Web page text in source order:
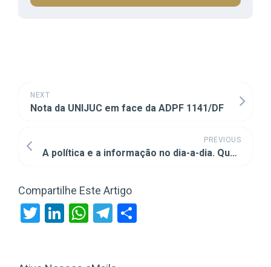
NEXT
Nota da UNIJUC em face da ADPF 1141/DF
PREVIOUS
A política e a informação no dia-a-dia. Qual a necessidade?
Compartilhe Este Artigo
Twitter
LinkedIn
WhatsApp
Telegram